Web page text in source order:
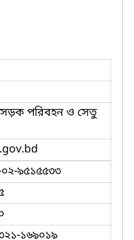
সড়ক পরিবহন ও সেতু
৯৫১৫৫৩৩
১৬৯০১৯